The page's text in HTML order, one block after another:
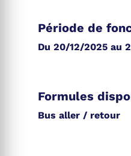
Période de
Du 20/12/2025 au
Formules
Bus aller / retour